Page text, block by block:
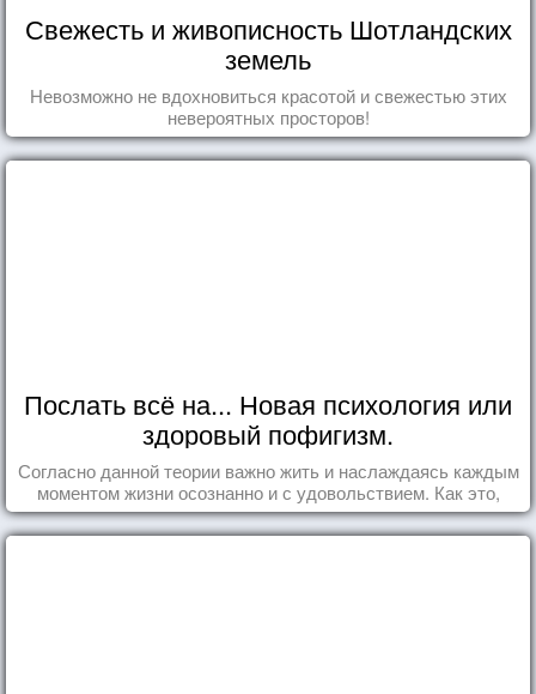
Свежесть и живописность Шотландских
земель
Невозможно не вдохновиться красотой и свежестью этих
невероятных просторов!
Послать всё на... Новая психология или
здоровый пофигизм.
Согласно данной теории важно жить и наслаждаясь каждым
моментом жизни осознанно и с удовольствием. Как это,
попробуем разобраться на реальных примерах.